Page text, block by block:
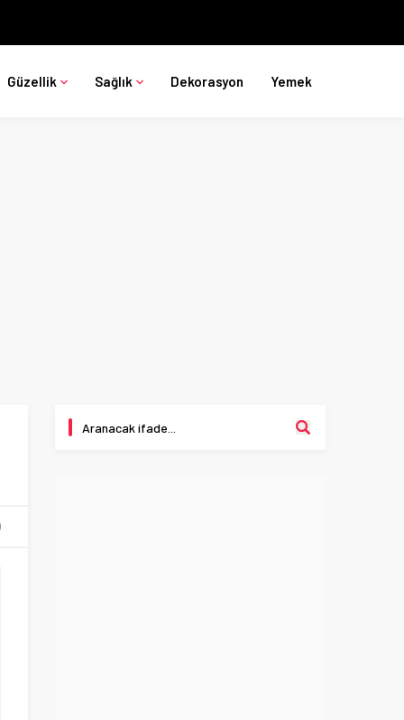
Güzellik Sağlık Dekorasyon Yemek